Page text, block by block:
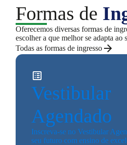
Formas de
Oferecemos diversas formas de
escolher a que melhor se adapta ao
Todas as formas de ingresso
Vestibular
Agendado
Inscreva-se no Vestibular
seu futuro com ensino de